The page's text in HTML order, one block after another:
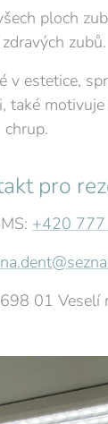
ploch
zubů.
estetice,
také
chrup.
pro
+420
01 Veselí